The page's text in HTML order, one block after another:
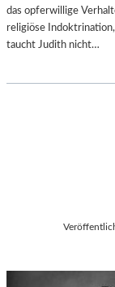
das opferwillige
religiöse
taucht Judith nicht…